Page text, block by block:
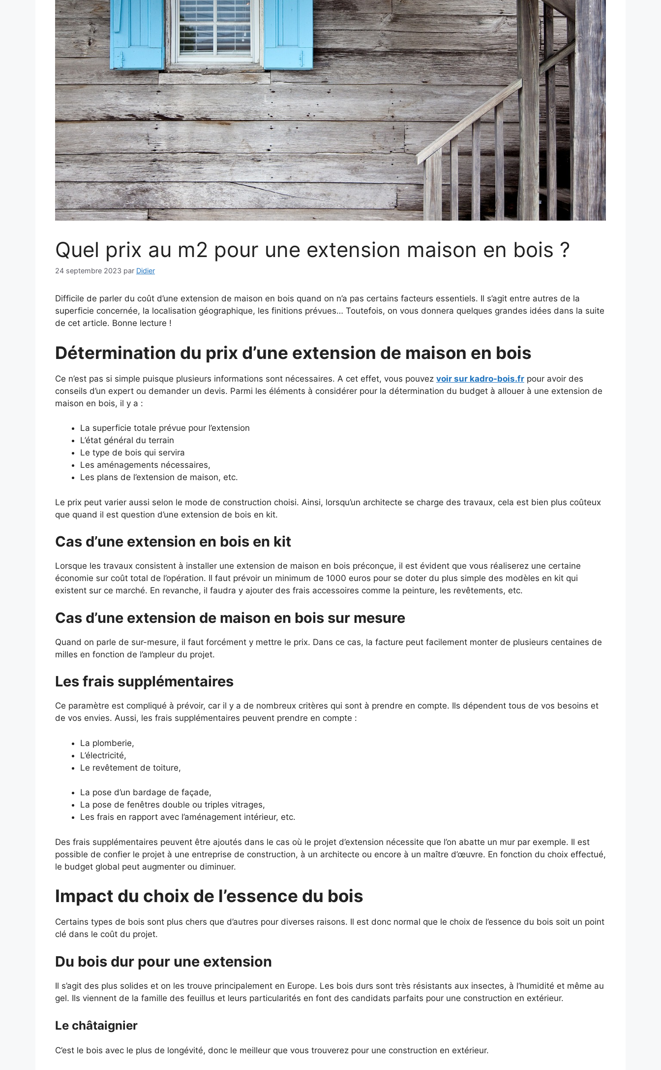
Quel prix au m2 pour une extension maison en bois ?
24 septembre 2023 par Didier
Difficile de parler du coût d’une extension de maison en bois quand on n’a pas certains facteurs essentiels. Il s’agit entre autres de la
superficie concernée, la localisation géographique, les finitions prévues… Toutefois, on vous donnera quelques grandes idées dans la suite
de cet article. Bonne lecture !
Détermination du prix d’une extension de maison en bois
Ce n’est pas si simple puisque plusieurs informations sont nécessaires. A cet effet, vous pouvez voir sur kadro-bois.fr pour avoir des
conseils d’un expert ou demander un devis. Parmi les éléments à considérer pour la détermination du budget à allouer à une extension de
maison en bois, il y a :
La superficie totale prévue pour l’extension
L’état général du terrain
Le type de bois qui servira
Les aménagements nécessaires,
Les plans de l’extension de maison, etc.
Le prix peut varier aussi selon le mode de construction choisi. Ainsi, lorsqu’un architecte se charge des travaux, cela est bien plus coûteux
que quand il est question d’une extension de bois en kit.
Cas d’une extension en bois en kit
Lorsque les travaux consistent à installer une extension de maison en bois préconçue, il est évident que vous réaliserez une certaine
économie sur coût total de l’opération. Il faut prévoir un minimum de 1000 euros pour se doter du plus simple des modèles en kit qui
existent sur ce marché. En revanche, il faudra y ajouter des frais accessoires comme la peinture, les revêtements, etc.
Cas d’une extension de maison en bois sur mesure
Quand on parle de sur-mesure, il faut forcément y mettre le prix. Dans ce cas, la facture peut facilement monter de plusieurs centaines de
milles en fonction de l’ampleur du projet.
Les frais supplémentaires
Ce paramètre est compliqué à prévoir, car il y a de nombreux critères qui sont à prendre en compte. Ils dépendent tous de vos besoins et
de vos envies. Aussi, les frais supplémentaires peuvent prendre en compte :
La plomberie,
L’électricité,
Le revêtement de toiture,
La pose d’un bardage de façade,
La pose de fenêtres double ou triples vitrages,
Les frais en rapport avec l’aménagement intérieur, etc.
Des frais supplémentaires peuvent être ajoutés dans le cas où le projet d’extension nécessite que l’on abatte un mur par exemple. Il est
possible de confier le projet à une entreprise de construction, à un architecte ou encore à un maître d’œuvre. En fonction du choix effectué,
le budget global peut augmenter ou diminuer.
Impact du choix de l’essence du bois
Certains types de bois sont plus chers que d’autres pour diverses raisons. Il est donc normal que le choix de l’essence du bois soit un point
clé dans le coût du projet.
Du bois dur pour une extension
Il s’agit des plus solides et on les trouve principalement en Europe. Les bois durs sont très résistants aux insectes, à l’humidité et même au
gel. Ils viennent de la famille des feuillus et leurs particularités en font des candidats parfaits pour une construction en extérieur.
Le châtaignier
C’est le bois avec le plus de longévité, donc le meilleur que vous trouverez pour une construction en extérieur.